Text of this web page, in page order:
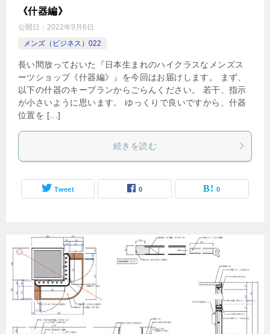
《什器編》
公開日： 2022年9月6日
メンズ（ビジネス）022
長い間放っておいた『日本生まれのハイクラスなメンズス
ーツショップ《什器編》』を今回はお届けします。 まず、
以下の什器のキープランからごらんください。 若干、指示
が小さいように思います。 ゆっくりで良いですから、什器
位置を […]
続きを読む
Tweet 0 0